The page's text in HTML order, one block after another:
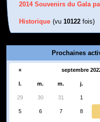
2014 Souvenirs du Gala
Historique (vu10122 fois)
Prochaines
« septembre
l. m. m. j.
29 30 31 1
5 6 7 8